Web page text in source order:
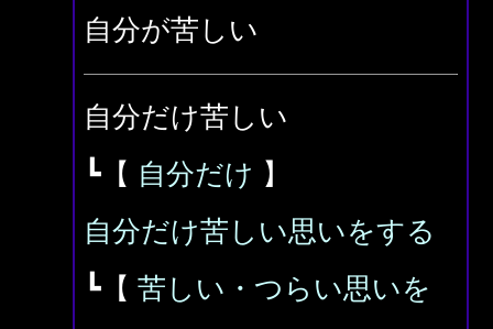
自分が苦しい
自分だけ苦しい
┗【 自分だけ 】
自分だけ苦しい思いをする
┗【 苦しい・つらい思いを